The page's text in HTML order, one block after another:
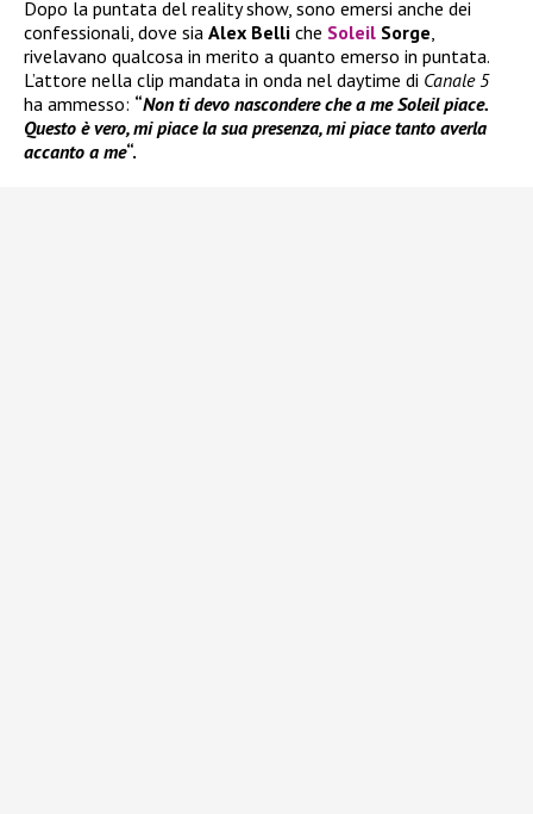
Dopo la puntata del reality show, sono emersi anche dei
confessionali, dove sia Alex Belli che Soleil Sorge,
rivelavano qualcosa in merito a quanto emerso in puntata.
L’attore nella clip mandata in onda nel daytime di Canale 5
ha ammesso: “Non ti devo nascondere che a me Soleil piace.
Questo è vero, mi piace la sua presenza, mi piace tanto averla
accanto a me“.